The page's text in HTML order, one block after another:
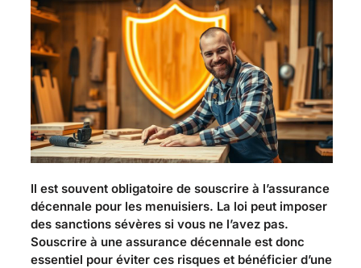
Il est souvent obligatoire de souscrire à l’assurance
décennale pour les menuisiers. La loi peut imposer
des sanctions sévères si vous ne l’avez pas.
Souscrire à une assurance décennale est donc
essentiel pour éviter ces risques et bénéficier d’une